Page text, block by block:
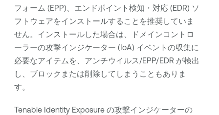
フォーム (EPP)、エンドポイント検知・対応 (EDR) ソ
フトウェアをインストールすることを推奨していま
せん。インストールした場合は、ドメインコントロ
ーラーの攻撃インジケーター (IoA) イベントの収集に
必要なアイテムを、アンチウイルス/EPP/EDR が検出
し、ブロックまたは削除してしまうこともありま
す。
Tenable Identity Exposureの攻撃インジケーターの